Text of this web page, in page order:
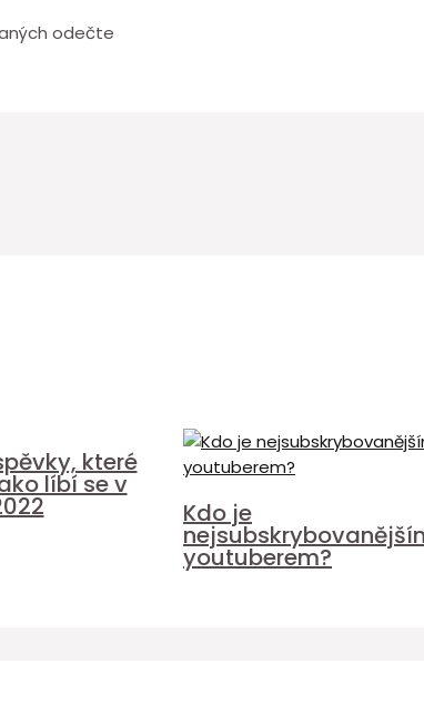
odečte
které
líbí se v
Kdo je
youtuberem?